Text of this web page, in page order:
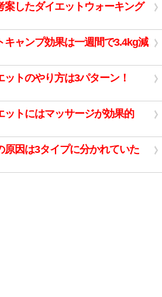
案したダイエットウォーキング
キャンプ効果は一週間で3.4kg減
トのやり方は3パターン！
ットにはマッサージが効果的
原因は3タイプに分かれていた